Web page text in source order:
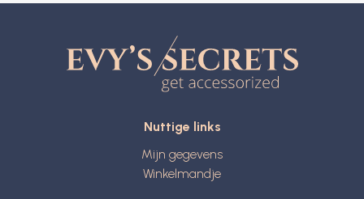
Nuttige links
Mijn gegevens
Winkelmandje